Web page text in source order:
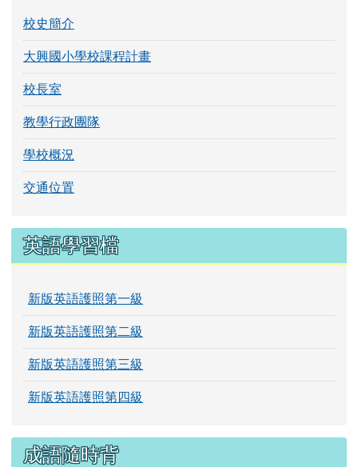
校史簡介
大興國小學校課程計畫
校長室
教學行政團隊
學校概況
交通位置
英語學習檔
新版英語護照第一級
新版英語護照第二級
新版英語護照第三級
新版英語護照第四級
成語隨時背